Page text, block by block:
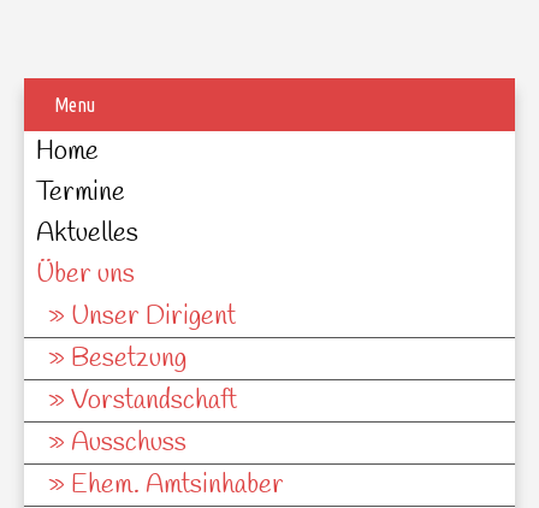
Menu
Home
Termine
Aktuelles
Über uns
Unser Dirigent
Besetzung
Vorstandschaft
Ausschuss
Ehem. Amtsinhaber